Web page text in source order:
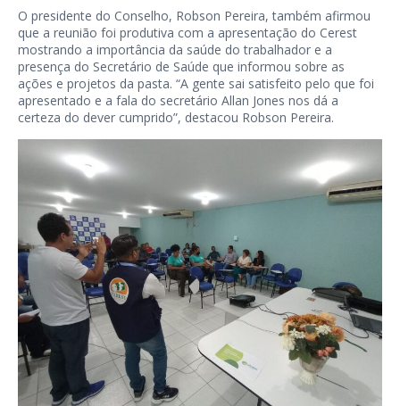
O presidente do Conselho, Robson Pereira, também afirmou
que a reunião foi produtiva com a apresentação do Cerest
mostrando a importância da saúde do trabalhador e a
presença do Secretário de Saúde que informou sobre as
ações e projetos da pasta. “A gente sai satisfeito pelo que foi
apresentado e a fala do secretário Allan Jones nos dá a
certeza do dever cumprido”, destacou Robson Pereira.